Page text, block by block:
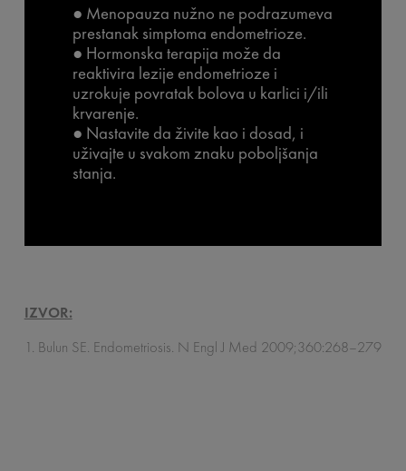
● Menopauza nužno ne podrazumeva
prestanak simptoma endometrioze.
● Hormonska terapija može da
reaktivira lezije endometrioze i
uzrokuje povratak bolova u karlici i/ili
krvarenje.
● Nastavite da živite kao i dosad, i
uživajte u svakom znaku poboljšanja
stanja.
IZVOR:
1. Bulun SE. Endometriosis. N Engl J Med 2009;360:268–279